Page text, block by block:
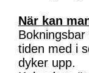
När kan
tiden med i
dyker upp.